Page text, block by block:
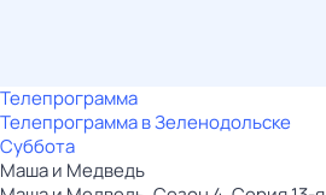
Телепрограмма
Телепрограмма в Зеленодольске
Суббота
Маша и Медведь